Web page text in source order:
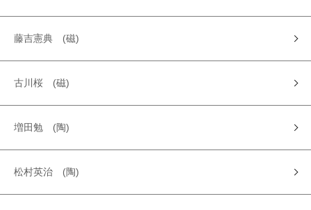
藤吉憲典 (磁)
古川桜 (磁)
増田勉 (陶)
松村英治 (陶)